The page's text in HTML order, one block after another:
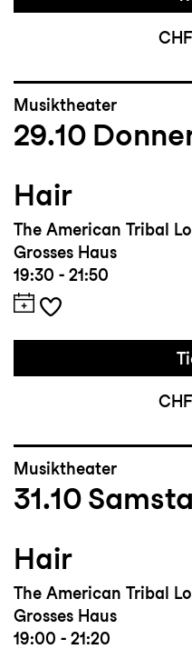
Musiktheater
29.10
Hair
The American Tribal
Grosses Haus
19:30 - 21:50
Musiktheater
31.10
Hair
The American Tribal
Grosses Haus
19:00 - 21:20